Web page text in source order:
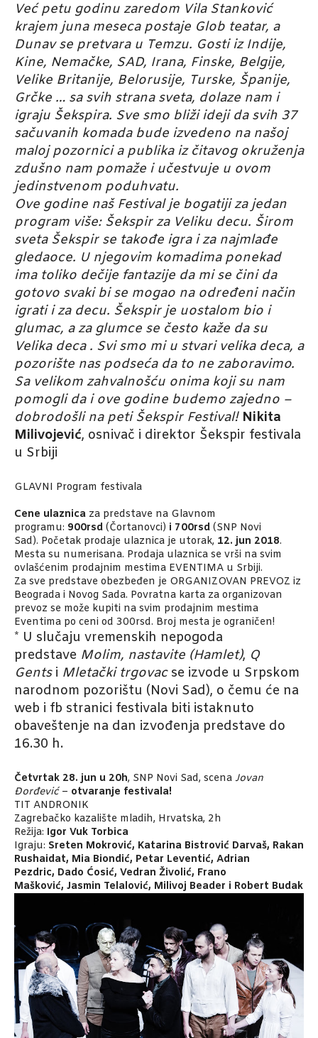
Već petu godinu zaredom Vila Stanković
krajem juna meseca postaje Glob teatar, a
Dunav se pretvara u Temzu. Gosti iz Indije,
Kine, Nemačke, SAD, Irana, Finske, Belgije,
Velike Britanije, Belorusije, Turske, Španije,
Grčke … sa svih strana sveta, dolaze nam i
igraju Šekspira. Sve smo bliži ideji da svih 37
sačuvanih komada bude izvedeno na našoj
maloj pozornici a publika iz čitavog okruženja
zdušno nam pomaže i učestvuje u ovom
jedinstvenom poduhvatu.
Ove godine naš Festival je bogatiji za jedan
program više: Šekspir za Veliku decu. Širom
sveta Šekspir se takođe igra i za najmlađe
gledaoce. U njegovim komadima ponekad
ima toliko dečije fantazije da mi se čini da
gotovo svaki bi se mogao na određeni način
igrati i za decu. Šekspir je uostalom bio i
glumac, a za glumce se često kaže da su
Velika deca . Svi smo mi u stvari velika deca, a
pozorište nas podseća da to ne zaboravimo.
Sa velikom zahvalnošću onima koji su nam
pomogli da i ove godine budemo zajedno –
dobrodošli na peti Šekspir Festival! Nikita
Milivojević, osnivač i direktor Šekspir festivala
u Srbiji
GLAVNI Program festivala
Cene ulaznica za predstave na Glavnom
programu: 900rsd (Čortanovci) i 700rsd (SNP Novi
Sad). Početak prodaje ulaznica je utorak, 12. jun 2018.
Mesta su numerisana. Prodaja ulaznica se vrši na svim
ovlašćenim prodajnim mestima EVENTIMA u Srbiji.
Za sve predstave obezbeđen je ORGANIZOVAN PREVOZ iz
Beograda i Novog Sada. Povratna karta za organizovan
prevoz se može kupiti na svim prodajnim mestima
Eventima po ceni od 300rsd. Broj mesta je ograničen!
* U slučaju vremenskih nepogoda
predstave Molim, nastavite (Hamlet), Q
Gentsi Mletački trgovacse izvode u Srpskom
narodnom pozorištu (Novi Sad), o čemu će na
web i fb stranici festivala biti istaknuto
obaveštenje na dan izvođenja predstave do
16.30 h.
Četvrtak 28. jun u 20h, SNP Novi Sad, scena Jovan
Đorđević – otvaranje festivala!
TIT ANDRONIK
Zagrebačko kazalište mladih, Hrvatska, 2h
Režija: Igor Vuk Torbica
Igraju: Sreten Mokrović, Katarina Bistrović Darvaš, Rakan
Rushaidat, Mia Biondić, Petar Leventić, Adrian
Pezdric, Dado Ćosić, Vedran Živolić, Frano
Mašković, Jasmin Telalović, Milivoj Beader i Robert Budak